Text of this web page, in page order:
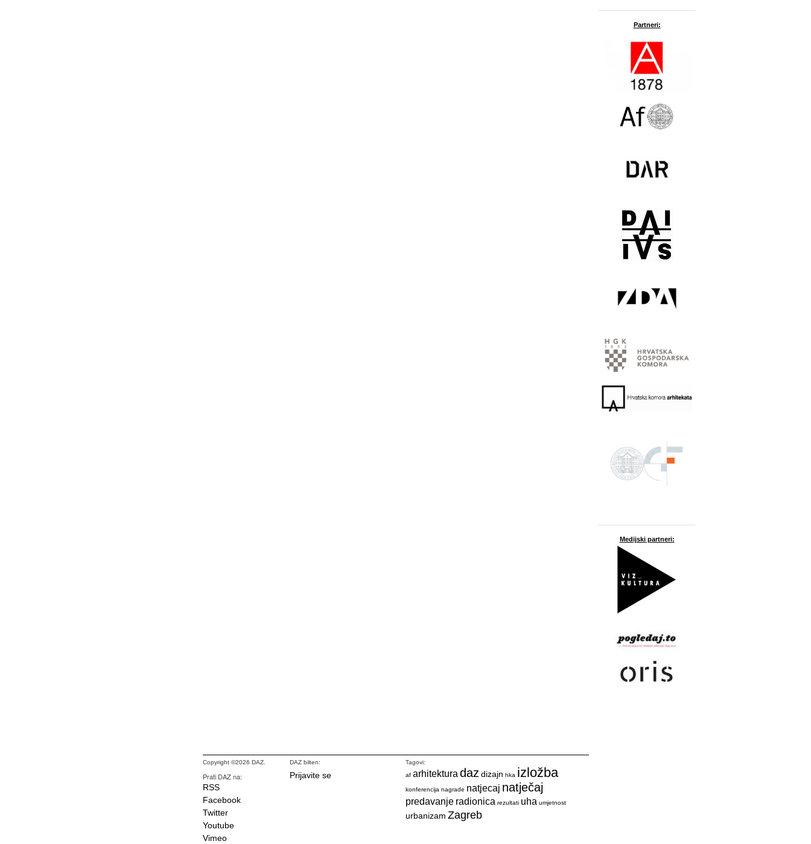
Partneri:
Medijski partneri:
Copyright ©2026 DAZ.
Prati DAZ na:
RSS
Facebook
Twitter
Youtube
Vimeo
DAZ bilten:
Prijavite se
Tagovi:
af arhitektura daz dizajn hka izložba
konferencija nagrade natjecaj natječaj
predavanje radionica rezultati uha umjetnost
urbanizam Zagreb